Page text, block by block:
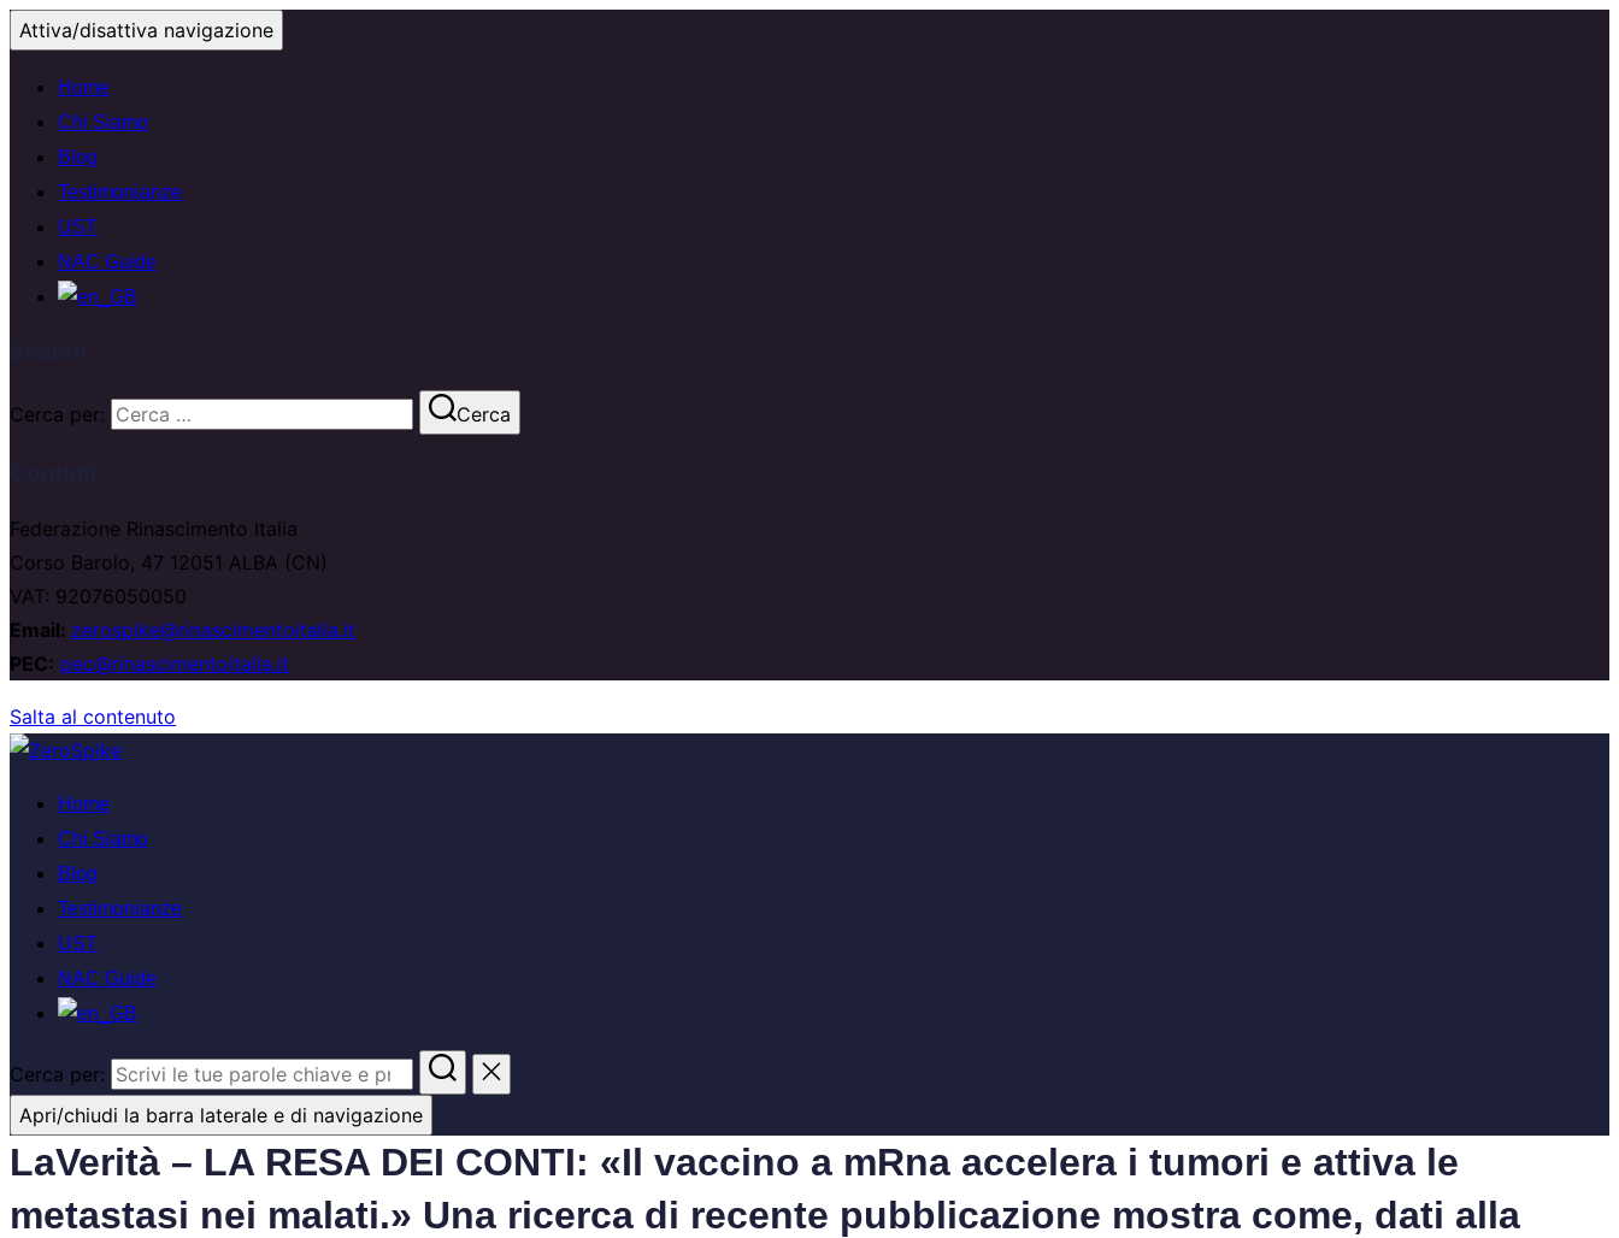
Attiva/disattiva navigazione
Home
Chi Siamo
Blog
Testimonianze
UST
NAC Guide
Cerca per: Cerca
Federazione Rinascimento Italia
Corso Barolo, 47 12051 ALBA (CN)
VAT: 92076050050
Email: zerospike@rinascimentoitalia.it
PEC: pec@rinascimentoitalia.it
Salta al contenuto
Home
Chi Siamo
Blog
Testimonianze
UST
NAC Guide
Cerca per:
Apri/chiudi la barra laterale e di navigazione
LaVerità – LA RESA DEI CONTI: «Il vaccino a mRna accelera i tumori e attiva le
metastasi nei malati.» Una ricerca di recente pubblicazione mostra come, dati alla